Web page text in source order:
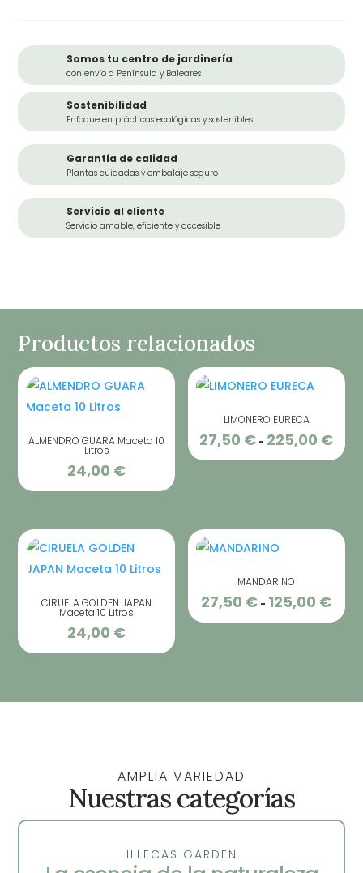
Somos tu centro de jardinería
con envío a Península y Baleares
Sostenibilidad
Enfoque en prácticas ecológicas y sostenibles
Garantía de calidad
Plantas cuidadas y embalaje seguro
Servicio al cliente
Servicio amable, eficiente y accesible
Productos relacionados
ALMENDRO GUARA Maceta 10
Litros
24,00 €
LIMONERO EURECA
27,50 € - 225,00 €
de
CIRUELA GOLDEN JAPAN
Maceta 10 Litros
24,00 €
MANDARINO
27,50 € - 125,00 €
de
hasta
AMPLIA VARIEDAD
Nuestras categorías
ILLECAS GARDEN